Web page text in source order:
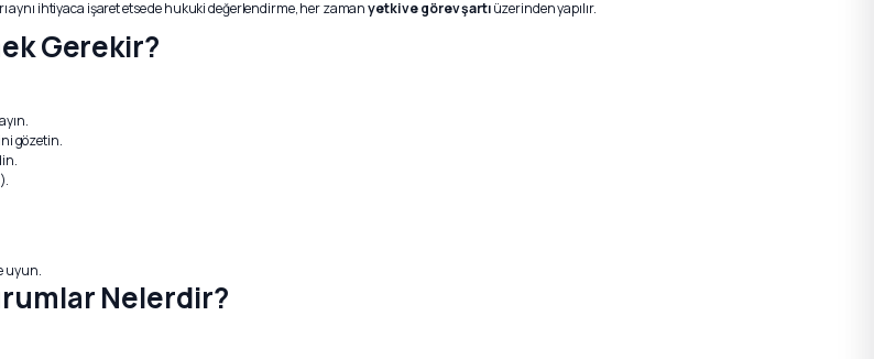
aynı ihtiyaca işaret etse de hukuki değerlendirme, her zamanyetki ve görev şartıüzerinden yapılır.
Gerekir?
gözetin.
uyun.
Nelerdir?